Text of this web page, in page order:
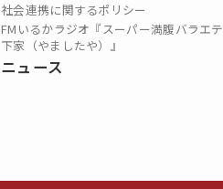
社会連携に関するポリシー
FMいるかラジオ『スーパー満腹バラエ
下家（やましたや）』
ニュース